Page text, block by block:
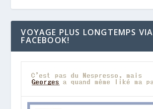
VOYAGE PLUS LONGTEMPS VIA
FACEBOOK!